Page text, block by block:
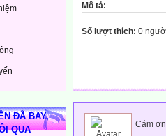
ĐÃ BAY,
QUA
Mô tả:
Số lượt thích: 0
Cám